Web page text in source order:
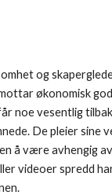
og
økonomisk
noe vesentlig
De pleier sine
å være avhengig
videoer spredd